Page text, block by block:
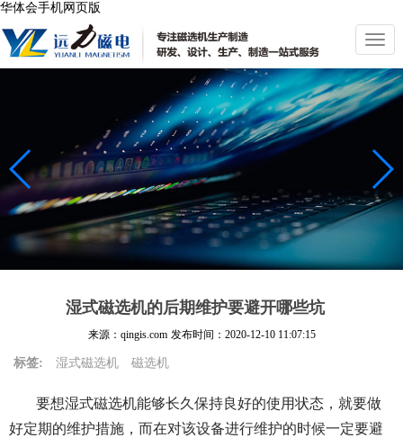
华体会手机网页版
切
换
导
航
湿式磁选机的后期维护要避开哪些坑
来源：qingis.com 发布时间： 2020-12-10 11:07:15
标签: 湿式磁选机 磁选机
要想湿式磁选机能够长久保持良好的使用状态，就要做
好定期的维护措施，而在对该设备进行维护的时候一定要避